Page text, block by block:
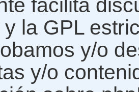
facilita
y la GPL
y/o
y/o